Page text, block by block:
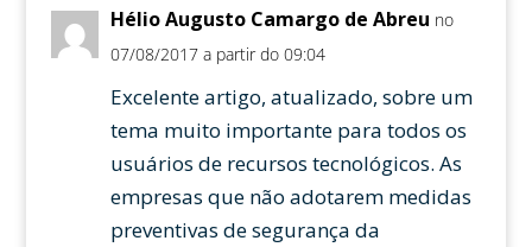
Hélio Augusto Camargo de Abreu no
07/08/2017 a partir do 09:04
Excelente artigo, atualizado, sobre um
tema muito importante para todos os
usuários de recursos tecnológicos. As
empresas que não adotarem medidas
preventivas de segurança da